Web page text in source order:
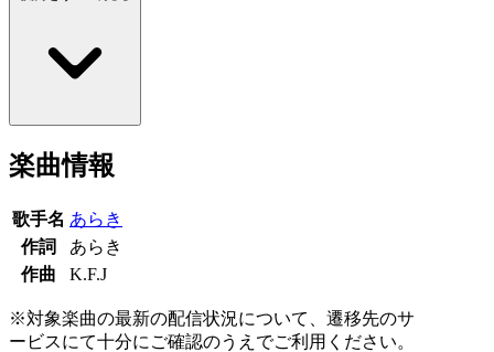
楽曲情報
歌手名 あらき
作詞
あらき
作曲
K.F.J
※対象楽曲の最新の配信状況について、遷移先のサ
ービスにて十分にご確認のうえでご利用ください。